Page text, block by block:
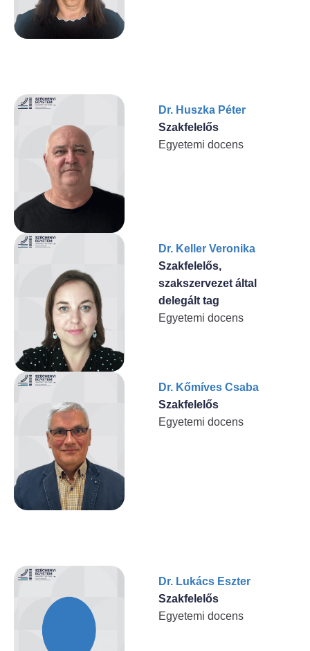
Dr. Huszka Péter
Szakfelelős
Egyetemi docens
Dr. Keller Veronika
Szakfelelős,
szakszervezet által
delegált tag
Egyetemi docens
Dr. Kőmíves Csaba
Szakfelelős
Egyetemi docens
Dr. Lukács Eszter
Szakfelelős
Egyetemi docens